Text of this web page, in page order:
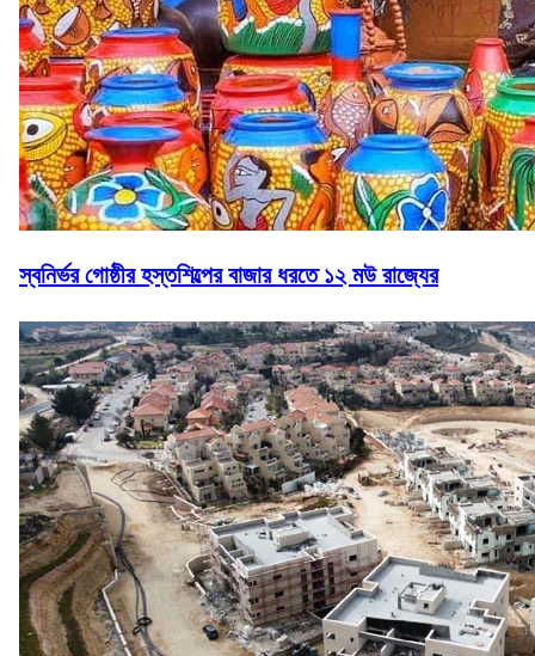
স্বনির্ভর গোষ্ঠীর হস্তশিল্পের বাজার ধরতে ১২ মউ রাজ্যের